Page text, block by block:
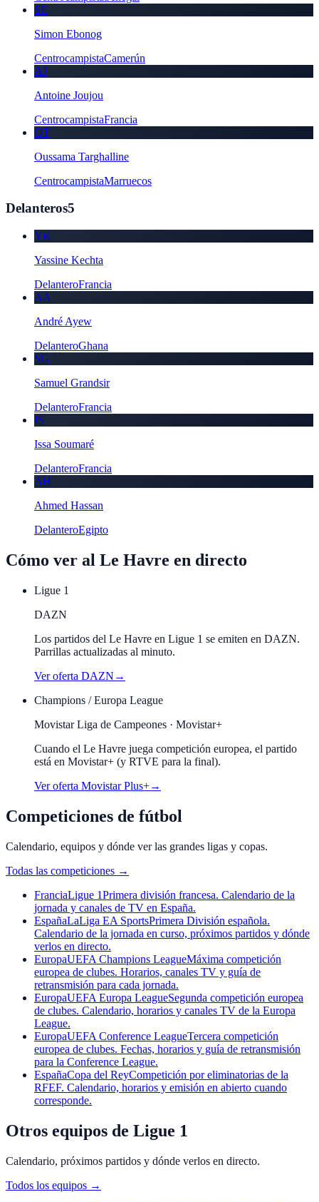
SE
Simon Ebonog
CentrocampistaCamerún
AJ
Antoine Joujou
CentrocampistaFrancia
OT
Oussama Targhalline
CentrocampistaMarruecos
Delanteros5
YK
Yassine Kechta
DelanteroFrancia
AA
André Ayew
DelanteroGhana
SG
Samuel Grandsir
DelanteroFrancia
IS
Issa Soumaré
DelanteroFrancia
AH
Ahmed Hassan
DelanteroEgipto
Cómo ver al Le Havre en directo
Ligue 1
DAZN
Los partidos del Le Havre en Ligue 1 se emiten en DAZN.
Parrillas actualizadas al minuto.
Ver oferta DAZN →
Champions / Europa League
Movistar Liga de Campeones · Movistar+
Cuando el Le Havre juega competición europea, el partido
está en Movistar+ (y RTVE para la final).
Ver oferta Movistar Plus+→
Competiciones de fútbol
Calendario, equipos y dónde ver las grandes ligas y copas.
Todas las competiciones →
FranciaLigue 1Primera división francesa. Calendario de la
jornada y canales de TV en España.
EspañaLaLiga EA SportsPrimera División española.
Calendario de la jornada en curso, próximos partidos y dónde
verlos en directo.
EuropaUEFA Champions LeagueMáxima competición
europea de clubes. Horarios, canales TV y guía de
retransmisión para cada jornada.
EuropaUEFA Europa LeagueSegunda competición europea
de clubes. Calendario, horarios y canales TV de la Europa
League.
EuropaUEFA Conference LeagueTercera competición
europea de clubes. Fechas, horarios y guía de retransmisión
para la Conference League.
EspañaCopa del ReyCompetición por eliminatorias de la
RFEF. Calendario, horarios y emisión en abierto cuando
corresponde.
Otros equipos de Ligue 1
Calendario, próximos partidos y dónde verlos en directo.
Todos los equipos →